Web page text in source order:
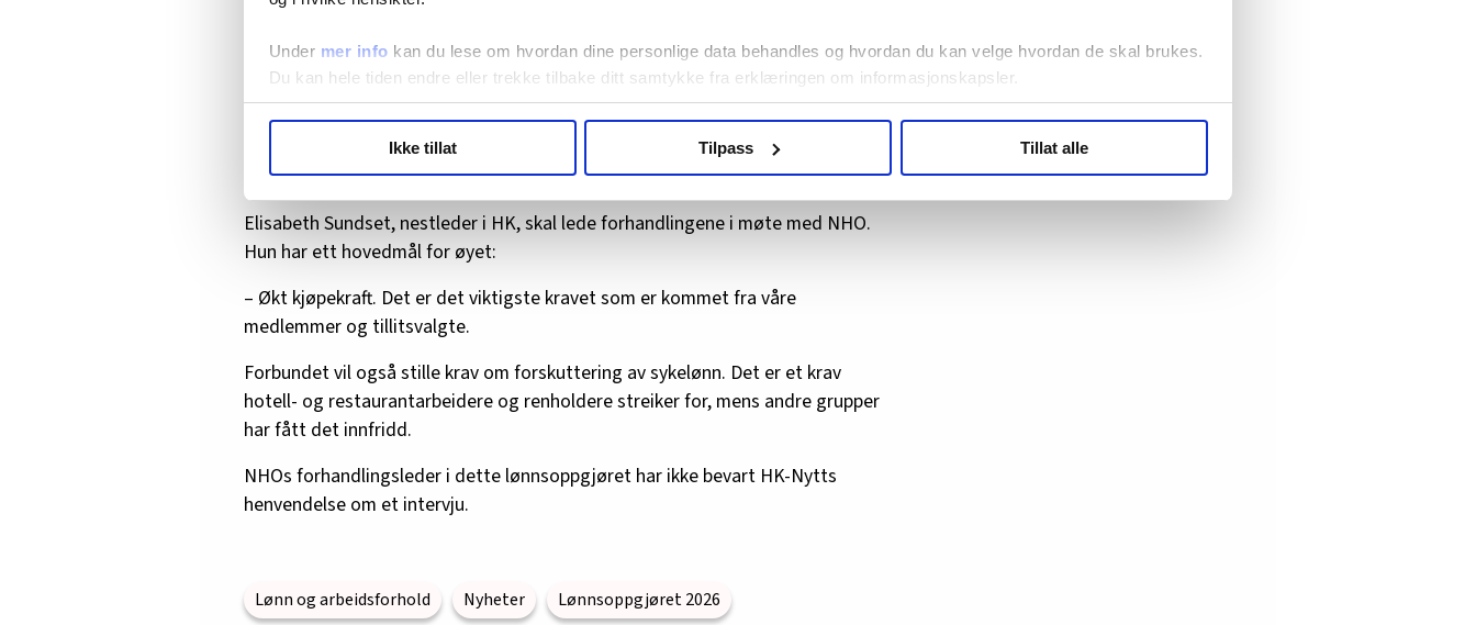
Under mer info kan du lese om hvordan dine personlige data behandles og hvordan du kan velge hvordan de skal brukes.
Du kan hele tiden endre eller trekke tilbake ditt samtykke fra erklæringen om informasjonskapsler.
LO Medias publikasjoner frifagbevegelse.no, hk-nytt.no og fontene.no bruker informasjonskapsler (cookies) for å lære
hvordan våre nettsider blir brukt slik at vi tilby relevant innhold, tilpassede annonser og utarbeide statistikk.
Ikke tillat Tilpass Tillat alle
Av andre store klubber som er omfattet av avtalen finner vi transportgiganten
DSV Road (tidligere Schenker), bilimportøren Harald A. Møller, OBOS og
organisasjoner som Leger uten grenser, Amnesty og Norges idrettsforbund.
Det viktigste kravet
Elisabeth Sundset, nestleder i HK, skal lede forhandlingene i møte med NHO.
Hun har ett hovedmål for øyet:
– Økt kjøpekraft. Det er det viktigste kravet som er kommet fra våre
medlemmer og tillitsvalgte.
Forbundet vil også stille krav om forskuttering av sykelønn. Det er et krav
hotell- og restaurantarbeidere og renholdere streiker for, mens andre grupper
har fått det innfridd.
NHOs forhandlingsleder i dette lønnsoppgjøret har ikke bevart HK-Nytts
henvendelse om et intervju.
Lønn og arbeidsforhold Nyheter Lønnsoppgjøret 2026